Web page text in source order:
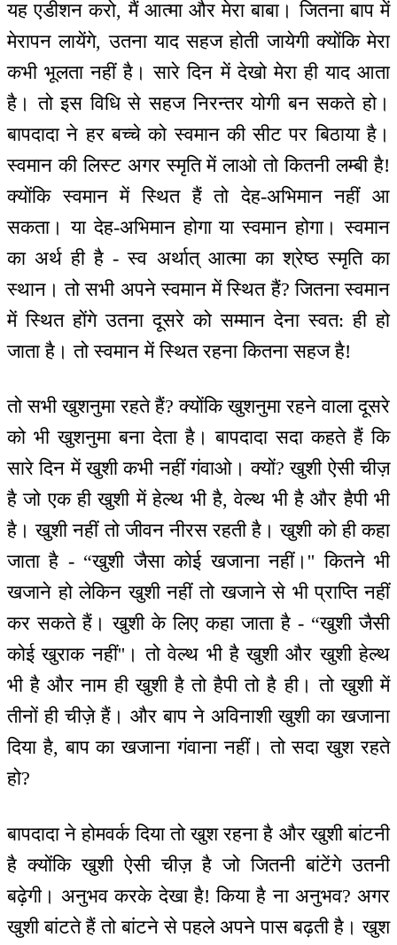
यह एडीशन करो, मैं आत्मा और मेरा बाबा। जितना बाप में
मेरापन लायेंगे, उतना याद सहज होती जायेगी क्योंकि मेरा
कभी भूलता नहीं है। सारे दिन में देखो मेरा ही याद आता
है। तो इस विधि से सहज निरन्तर योगी बन सकते हो।
बापदादा ने हर बच्चे को स्वमान की सीट पर बिठाया है।
स्वमान की लिस्ट अगर स्मृति में लाओ तो कितनी लम्बी है!
क्योंकि स्वमान में स्थित हैं तो देह-अभिमान नहीं आ
सकता। या देह-अभिमान होगा या स्वमान होगा। स्वमान
का अर्थ ही है - स्व अर्थात् आत्मा का श्रेष्ठ स्मृति का
स्थान। तो सभी अपने स्वमान में स्थित हैं? जितना स्वमान
में स्थित होंगे उतना दूसरे को सम्मान देना स्वत: ही हो
जाता है। तो स्वमान में स्थित रहना कितना सहज है!
तो सभी खुशनुमा रहते हैं? क्योंकि खुशनुमा रहने वाला दूसरे
को भी खुशनुमा बना देता है। बापदादा सदा कहते हैं कि
सारे दिन में खुशी कभी नहीं गंवाओ। क्यों? खुशी ऐसी चीज़
है जो एक ही खुशी में हेल्थ भी है, वेल्थ भी है और हैपी भी
है। खुशी नहीं तो जीवन नीरस रहती है। खुशी को ही कहा
जाता है - “खुशी जैसा कोई खजाना नहीं।'' कितने भी
खजाने हो लेकिन खुशी नहीं तो खजाने से भी प्राप्ति नहीं
कर सकते हैं। खुशी के लिए कहा जाता है - “खुशी जैसी
कोई खुराक नहीं''। तो वेल्थ भी है खुशी और खुशी हेल्थ
भी है और नाम ही खुशी है तो हैपी तो है ही। तो खुशी में
तीनों ही चीज़े हैं। और बाप ने अविनाशी खुशी का खजाना
दिया है, बाप का खजाना गंवाना नहीं। तो सदा खुश रहते
हो?
बापदादा ने होमवर्क दिया तो खुश रहना है और खुशी बांटनी
है क्योंकि खुशी ऐसी चीज़ है जो जितनी बांटेंगे उतनी
बढ़ेगी। अनुभव करके देखा है! किया है ना अनुभव? अगर
खुशी बांटते हैं तो बांटने से पहले अपने पास बढ़ती है। खुश